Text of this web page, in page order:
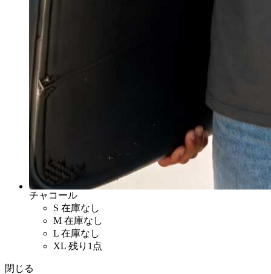
チャコール
S 在庫なし
M 在庫なし
L 在庫なし
XL 残り1点
閉じる